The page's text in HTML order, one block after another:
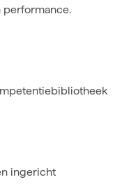
performance.
ingericht